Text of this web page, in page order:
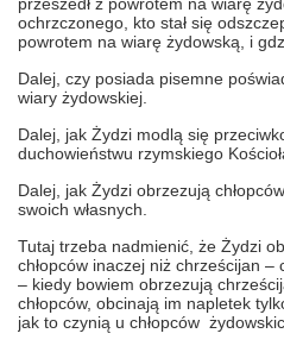
ochrzczonego, kto stał się
powrotem na wiarę żydowską, i
Dalej, czy posiada pisemne
wiary żydowskiej.
Dalej, jak Żydzi modlą się
duchowieństwu rzymskiego
Dalej, jak Żydzi obrzezują
swoich własnych.
Tutaj trzeba nadmienić, że Żydzi
chłopców inaczej niż chrześcijan –
– kiedy bowiem obrzezują
chłopców, obcinają im napletek
jak to czynią u chłopców